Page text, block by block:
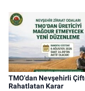
TMO'dan Nevşehirli
Rahatlatan Karar